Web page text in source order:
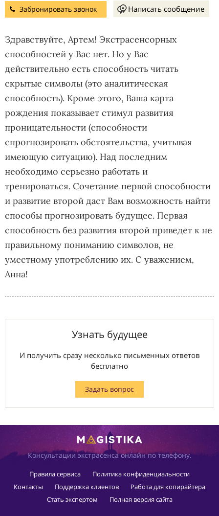
Забронировать звонок Написать сообщение
Здравствуйте, Артем! Экстрасенсорных
способностей у Вас нет. Но у Вас
действительно есть способность читать
скрытые символы (это аналитическая
способность). Кроме этого, Ваша карта
рождения показывает стимул развития
проницательности (способности
спрогнозировать обстоятельства, учитывая
имеющую ситуацию). Над последним
необходимо серьезно работать и
тренироваться. Сочетание первой способности
и развитие второй даст Вам возможность найти
способы прогнозировать будущее. Первая
способность без развития второй приведет к не
правильному пониманию символов, не
уместному употреблению их. С уважением,
Анна!
Узнать будущее
И получить сразу несколько письменных ответов
бесплатно
Задать вопрос
Консультации экстрасенса онлайн по телефону.
Правила сервиса
Политика конфиденциальности
Контакты
Поддержка клиентов
Работа для копирайтера
Стать экспертом
Полная версия сайта